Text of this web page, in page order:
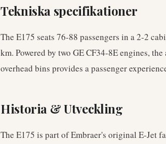
Tekniska specifikationer
The E175 seats 76-88 passengers in a 2-2
km. Powered by two GE CF34-8E engines,
overhead bins provides a passenger
Historia & Utveckling
The E175 is part of Embraer's original E-Jet